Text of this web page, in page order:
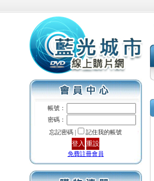
帳號：
密碼：
忘記密碼 |
記住我的帳號
免費註冊會員